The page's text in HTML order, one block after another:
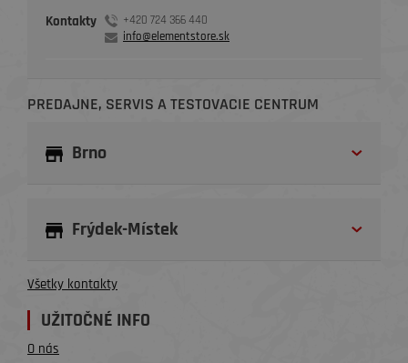
Kontakty
+420 724 366 440
info@elementstore.sk
PREDAJNE, SERVIS A TESTOVACIE CENTRUM
Brno
Frýdek-Místek
Všetky kontakty
UŽITOČNÉ INFO
O nás